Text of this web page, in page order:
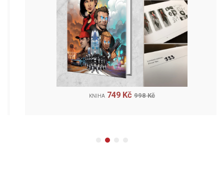
KNIHA 749 Kč 998 Kč